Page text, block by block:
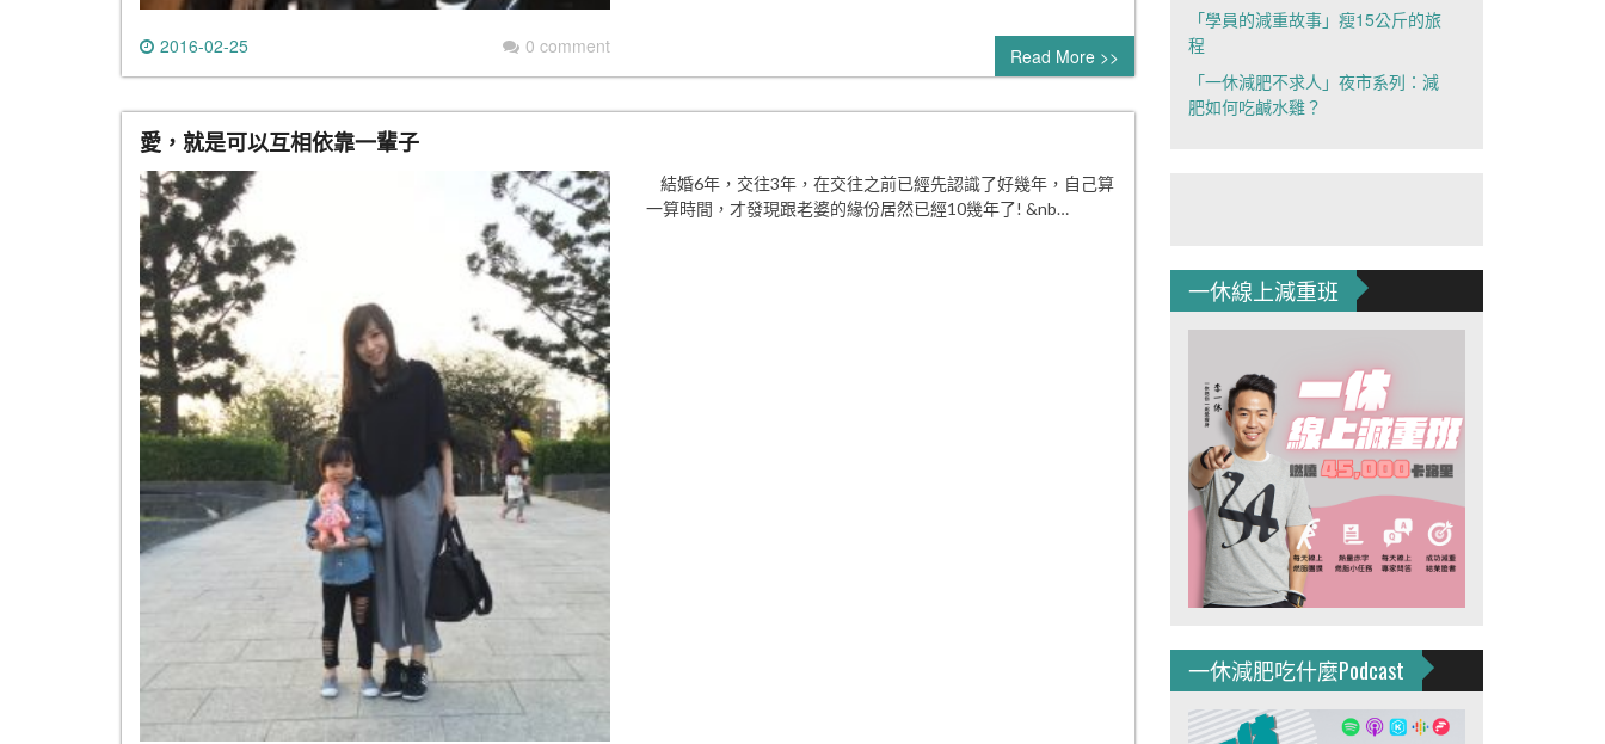
2016-02-25 0 comment Read More >>
愛，就是可以互相依靠一輩子
結婚6年，交往3年，在交往之前已經先認識了好幾年，自己算
一算時間，才發現跟老婆的緣份居然已經10幾年了! &nb…
「學員的減重故事」瘦15公斤的旅
程
「一休減肥不求人」夜市系列：減
肥如何吃鹹水雞？
一休線上減重班
一休減肥吃什麼Podcast